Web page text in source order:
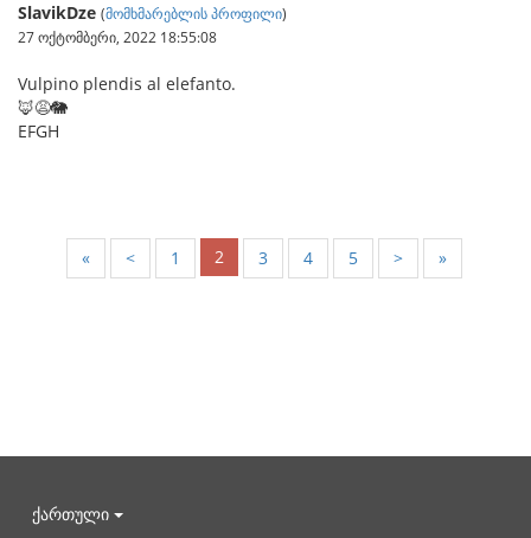
SlavikDze (მომხმარებლის პროფილი)
27 ოქტომბერი, 2022 18:55:08
Vulpino plendis al elefanto.
🦊😩🐘
EFGH
« < 1 2 3 4 5 > »
ქართული